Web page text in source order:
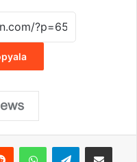
Reddit WhatsAppTelegramE-Posta ile